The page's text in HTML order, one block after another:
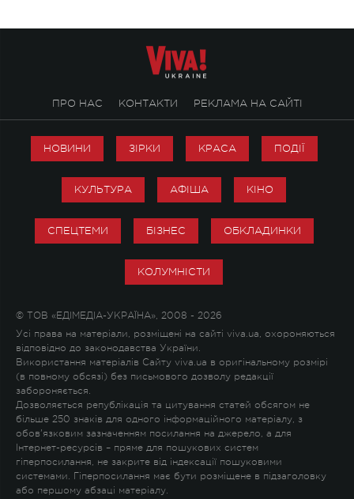
ПРО НАС КОНТАКТИ РЕКЛАМА НА САЙТІ
НОВИНИ ЗІРКИ КРАСА ПОДІЇ
КУЛЬТУРА АФІША КІНО
СПЕЦТЕМИ БІЗНЕС ОБКЛАДИНКИ
КОЛУМНІСТИ
© ТОВ «ЕДІМЕДІА-УКРАЇНА», 2008 - 2026
Усі права на матеріали, розміщені на сайті viva.ua, охороняються
відповідно до законодавства України.
Використання матеріалів Сайту viva.ua в оригінальному розмірі
(в повному обсязі) без письмового дозволу редакції
забороняється.
Дозволяється републікація та цитування статей обсягом не
більше 250 знаків для одного інформаційного матеріалу, з
обов'язковим зазначенням посилання на джерело, а для
Інтернет-ресурсів – пряме для пошукових систем
гіперпосилання, не закрите від індексації пошуковими
системами. Гіперпосилання має бути розміщене в підзаголовку
або першому абзаці матеріалу.